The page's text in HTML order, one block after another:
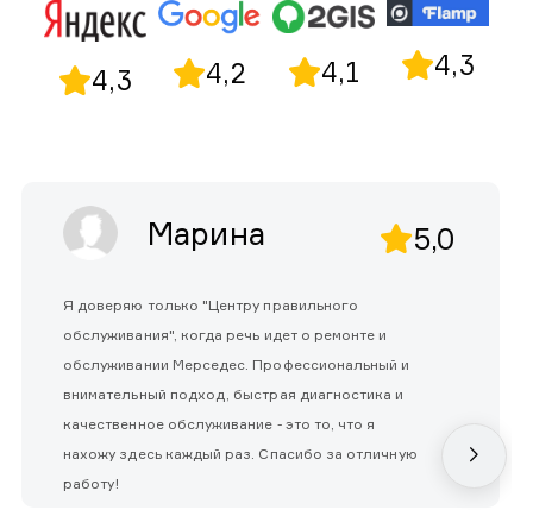
4,3 4,2 4,1 4,3
Марина 5,0
Я доверяю только "Центру правильного
обслуживания", когда речь идет о ремонте и
обслуживании Мерседес. Профессиональный и
внимательный подход, быстрая диагностика и
качественное обслуживание - это то, что я
нахожу здесь каждый раз. Спасибо за отличную
работу!